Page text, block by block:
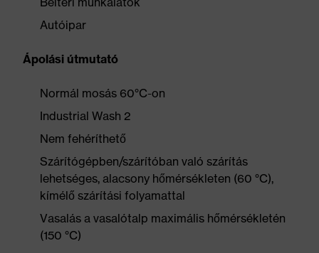
Autóipar
Ápolási útmutató
Normál mosás 60°C-on
Industrial Wash 2
Nem fehéríthető
Szárítógépben/szárítóban való szárítás
lehetséges, alacsony hőmérsékleten (60 °C),
kímélő szárítási folyamattal
Vasalás a vasalótalp maximális hőmérsékletén
(150 °C)